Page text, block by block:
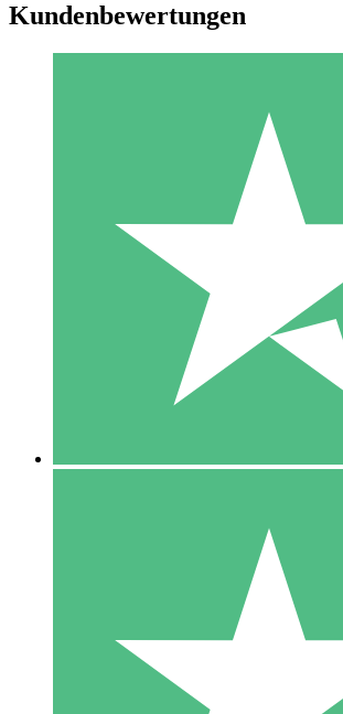
Individuelle Credit-
Zahlen Sie nach Bedarf mit Download-
monatliche Verpflichtung
10 00
10 Downloads
20 00
Kundenbewertungen